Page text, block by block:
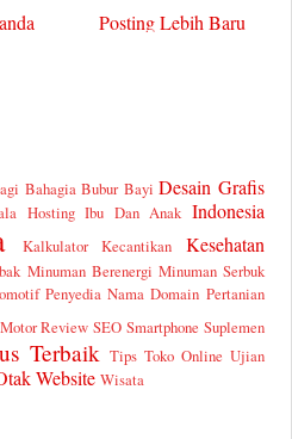
Posting Lebih Baru
Bahagia Bubur Bayi Desain Grafis
Hosting Ibu Dan Anak Indonesia
Kalkulator Kecantikan Kesehatan
Minuman Berenergi Minuman Serbuk
Penyedia Nama Domain Pertanian
Review SEO Smartphone Suplemen
Terbaik Tips Toko Online Ujian
Website Wisata